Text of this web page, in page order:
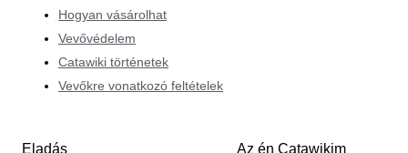
Hogyan vásárolhat
Vevővédelem
Catawiki történetek
Vevőkre vonatkozó feltételek
Eladás Az én Catawikim